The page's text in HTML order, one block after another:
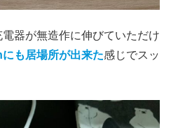
器が無造作に伸びていただけ
も居場所が出来た感じでスッ